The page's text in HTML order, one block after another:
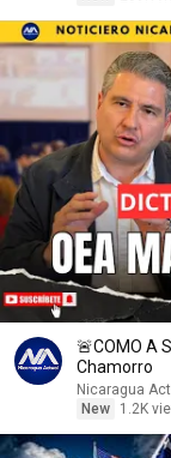
🚨COMO A
Chamorro
Nicaragua
New
1.2K